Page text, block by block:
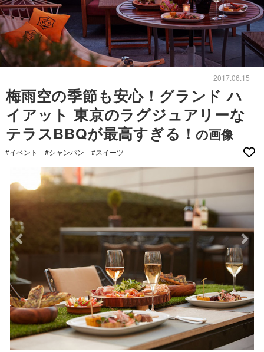
2017.06.15
梅雨空の季節も安心！グランド ハ
イアット 東京のラグジュアリーな
テラスBBQが最高すぎる！の画像
#イベント #シャンパン #スイーツ